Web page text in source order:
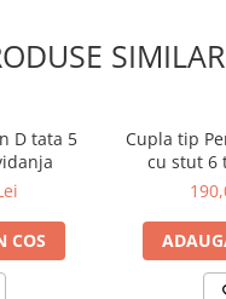
D tata 5
COS
Cupla tip
cu stut 6